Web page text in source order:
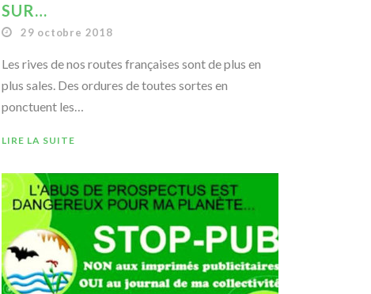
SUR…
29 octobre 2018
Les rives de nos routes françaises sont de plus en
plus sales. Des ordures de toutes sortes en
ponctuent les…
LIRE LA SUITE